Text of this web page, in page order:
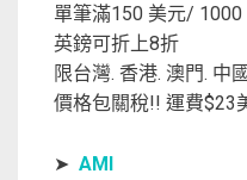
單筆滿150 美元/
英鎊可折上8折
限台灣. 香港. 澳門. 中
價格包關稅!! 運費$23
➤ AMI